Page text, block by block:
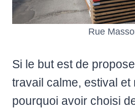
Rue
Si le but est de
travail calme, estival et
pourquoi avoir choisi